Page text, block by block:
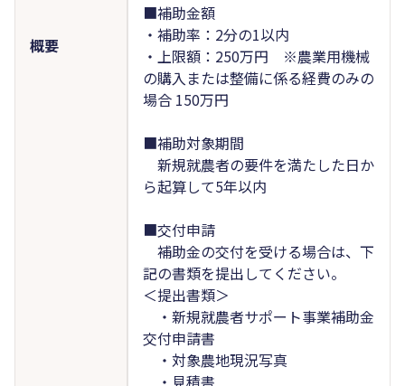
概要
■補助金額
・補助率：2分の1以内
・上限額：250万円 ※農業用機械
の購入または整備に係る経費のみの
場合 150万円
■補助対象期間
新規就農者の要件を満たした日か
ら起算して5年以内
■交付申請
補助金の交付を受ける場合は、下
記の書類を提出してください。
＜提出書類＞
・新規就農者サポート事業補助金
交付申請書
・対象農地現況写真
・見積書